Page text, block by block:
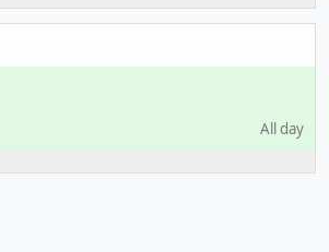
All day